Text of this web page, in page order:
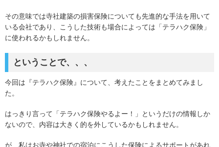
その意味では寺社建築の損害保険についても先進的な手法を用いて
いる会社であり、こうした技術も場合によっては「テラハク保険」
に使われるかもしれません。
ということで、、、
今回は『テラハク保険』について、考えたことをまとめてみまし
た。
はっきり言って「テラハク保険やるよー！」というだけの情報しか
ないので、内容は大きく的を外しているかもしれません。
が、私はお寺や神社での宿泊にこうした保険によるサポートがあれ